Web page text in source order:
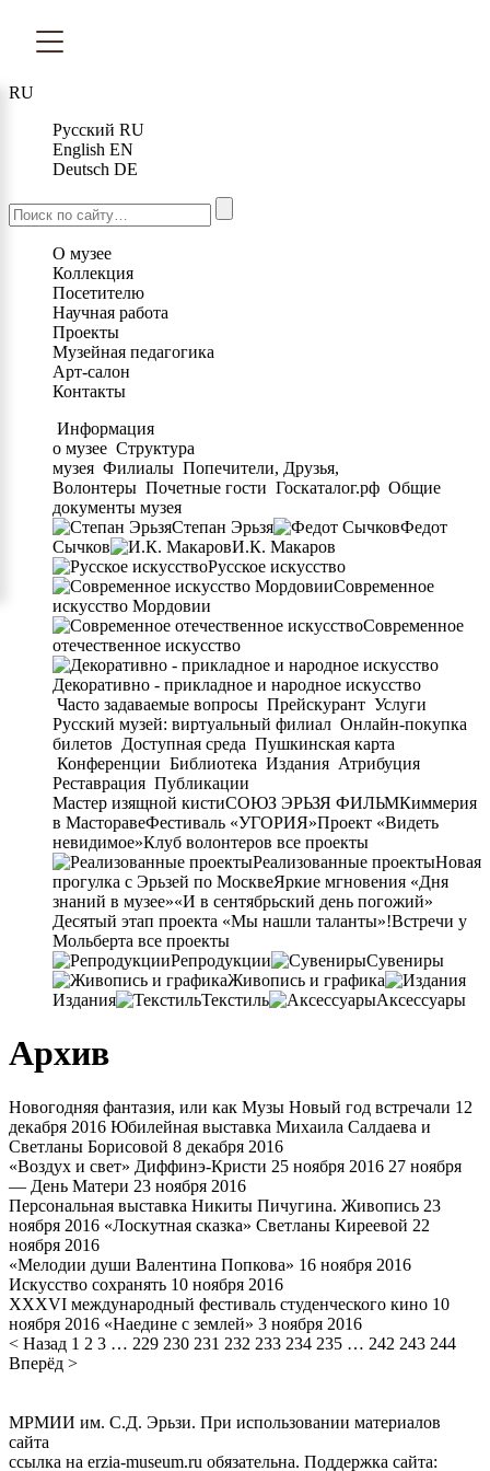
RU
Русский RU
English EN
Deutsch DE
О музее
Коллекция
Посетителю
Научная работа
Проекты
Музейная педагогика
Арт-салон
Контакты
Информация
о музее Структура
музея Филиалы Попечители, Друзья,
Волонтеры Почетные гости Госкаталог.рф Общие
документы музея
Степан Эрьзя
Федот
Сычков
И.К. Макаров
Русское искусство
Современное
искусство Мордовии
Современное
отечественное искусство
Декоративно - прикладное и народное искусство
Часто задаваемые вопросы Прейскурант Услуги
Русский музей: виртуальный филиал Онлайн-покупка
билетов Доступная среда Пушкинская карта
Конференции Библиотека Издания Атрибуция
Реставрация Публикации
Мастер изящной кистиСОЮЗ ЭРЬЗЯ ФИЛЬМКиммерия
в МасторавеФестиваль «УГОРИЯ»Проект «Видеть
невидимое»Клуб волонтеров все проекты
Реализованные проектыНовая
прогулка с Эрьзей по МосквеЯркие мгновения «Дня
знаний в музее»«И в сентябрьский день погожий»
Десятый этап проекта «Мы нашли таланты»!Встречи у
Мольберта все проекты
Репродукции
Сувениры
Живопись и графика
Издания
Текстиль Аксессуары
Архив
Новогодняя фантазия, или как Музы Новый год встречали 12
декабря 2016 Юбилейная выставка Михаила Салдаева и
Светланы Борисовой 8 декабря 2016
«Воздух и свет» Диффинэ-Кристи 25 ноября 2016 27 ноября
— День Матери 23 ноября 2016
Персональная выставка Никиты Пичугина. Живопись 23
ноября 2016 «Лоскутная сказка» Светланы Киреевой 22
ноября 2016
«Мелодии души Валентина Попкова» 16 ноября 2016
Искусство сохранять 10 ноября 2016
XXXVI международный фестиваль студенческого кино 10
ноября 2016 «Наедине с землей» 3 ноября 2016
< Назад 1 2 3 … 229 230 231 232 233 234 235 … 242 243 244
Вперёд >
МРМИИ им. С.Д. Эрьзи. При использовании материалов
сайта
ссылка на erzia-museum.ru обязательна. Поддержка сайта: